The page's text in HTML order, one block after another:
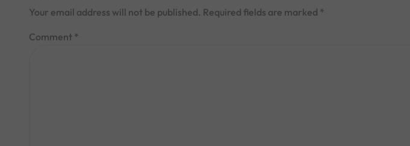
Your email address will not be published. Required fields are marked *
Comment *